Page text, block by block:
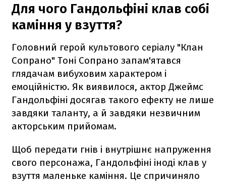
Для чого Гандольфіні клав собі
каміння у взуття?
Головний герой культового серіалу "Клан
Сопрано" Тоні Сопрано запам'ятався
глядачам вибуховим характером і
емоційністю. Як виявилося, актор Джеймс
Гандольфіні досягав такого ефекту не лише
завдяки таланту, а й завдяки незвичним
акторським прийомам.
Щоб передати гнів і внутрішнє напруження
свого персонажа, Гандольфіні іноді клав у
взуття маленьке каміння. Це спричиняло